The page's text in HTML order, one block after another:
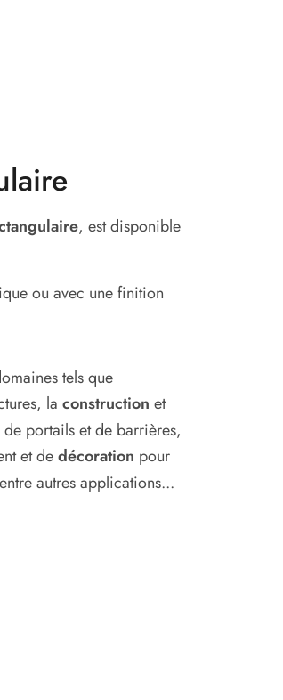
, est disponible
ou avec une finition
tels que
la construction et
portails et de barrières,
et de décoration pour
autres applications...